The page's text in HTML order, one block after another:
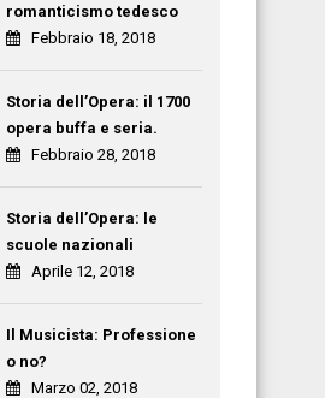
romanticismo tedesco
Febbraio 18, 2018
Storia dell’Opera: il 1700
opera buffa e seria.
Febbraio 28, 2018
Storia dell’Opera: le
scuole nazionali
Aprile 12, 2018
Il Musicista: Professione
o no?
Marzo 02, 2018